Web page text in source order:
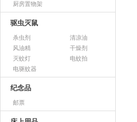
厨房置物架
驱虫灭鼠
杀虫剂
清凉油
风油精
干燥剂
灭蚊灯
电蚊拍
电驱蚊器
纪念品
邮票